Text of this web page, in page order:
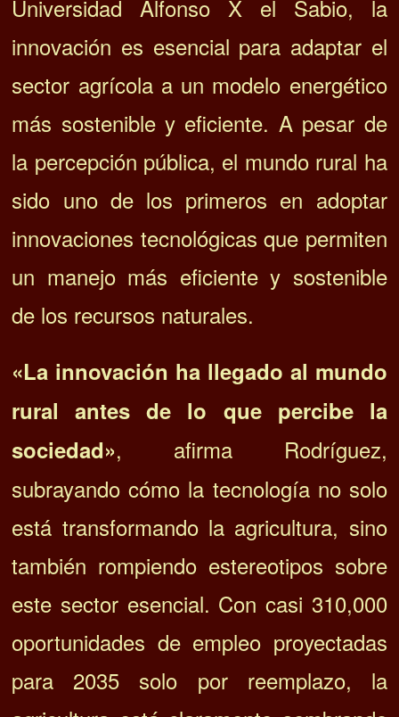
Universidad Alfonso X el Sabio, la
innovación es esencial para adaptar el
sector agrícola a un modelo energético
más sostenible y eficiente. A pesar de
la percepción pública, el mundo rural ha
sido uno de los primeros en adoptar
innovaciones tecnológicas que permiten
un manejo más eficiente y sostenible
de los recursos naturales.
«La innovación ha llegado al mundo
rural antes de lo que percibe la
sociedad», afirma Rodríguez,
subrayando cómo la tecnología no solo
está transformando la agricultura, sino
también rompiendo estereotipos sobre
este sector esencial. Con casi 310,000
oportunidades de empleo proyectadas
para 2035 solo por reemplazo, la